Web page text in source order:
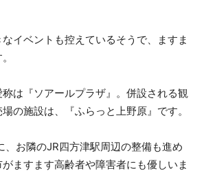
イベントも控えているそうで、ますま
は『ソアールプラザ』。併設される観
の施設は、『ふらっと上野原』です。
お隣のJR四方津駅周辺の整備も進め
ますます高齢者や障害者にも優しいま